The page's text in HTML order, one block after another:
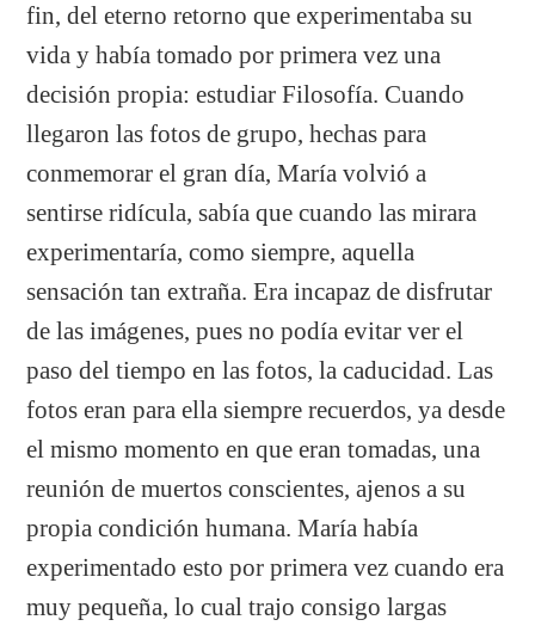
fin, del eterno retorno que experimentaba su
vida y había tomado por primera vez una
decisión propia: estudiar Filosofía. Cuando
llegaron las fotos de grupo, hechas para
conmemorar el gran día, María volvió a
sentirse ridícula, sabía que cuando las mirara
experimentaría, como siempre, aquella
sensación tan extraña. Era incapaz de disfrutar
de las imágenes, pues no podía evitar ver el
paso del tiempo en las fotos, la caducidad. Las
fotos eran para ella siempre recuerdos, ya desde
el mismo momento en que eran tomadas, una
reunión de muertos conscientes, ajenos a su
propia condición humana. María había
experimentado esto por primera vez cuando era
muy pequeña, lo cual trajo consigo largas